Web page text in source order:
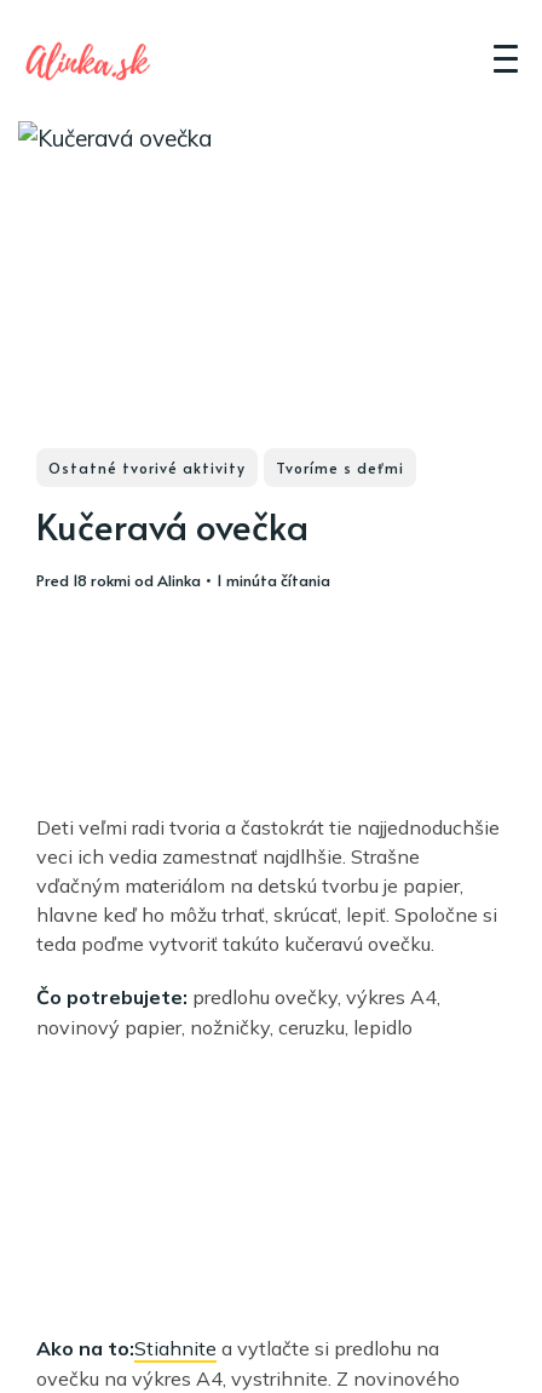
Ostatné tvorivé aktivity Tvoríme s deťmi
Kučeravá ovečka
pred 18 rokmiodAlinka • 1 minúta čítania
Deti veľmi radi tvoria a častokrát tie najjednoduchšie
veci ich vedia zamestnať najdlhšie. Strašne
vďačným materiálom na detskú tvorbu je papier,
hlavne keď ho môžu trhať, skrúcať, lepiť. Spoločne si
teda poďme vytvoriť takúto kučeravú ovečku.
Čo potrebujete: predlohu ovečky, výkres A4,
novinový papier, nožničky, ceruzku, lepidlo
Ako na to:Stiahnite a vytlačte si predlohu na
ovečku na výkres A4, vystrihnite. Z novinového